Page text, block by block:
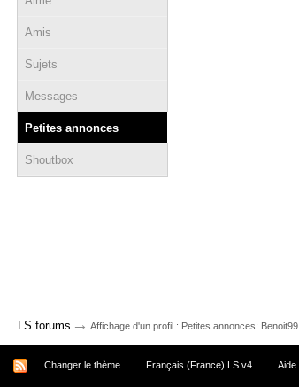
Amis
Sujets
Messages
Petites annonces
Shoutbox
LS forums → Affichage d'un profil : Petites annonces: Benoit99
Changer le thème Français (France) LS v4 Aide